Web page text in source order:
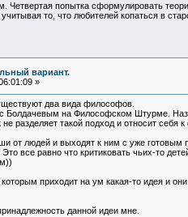
Четвертая попытка сформулировать
то, что любителей копаться в
вариант.
»
два вида философов.
Болдачевым на Философском Штурме.
не разделяет такой подход и относит
от людей и выходят к ним с уже
все равно что критиковать чьих-то
приходит на ум какая-то идея и
данной идеи мне.